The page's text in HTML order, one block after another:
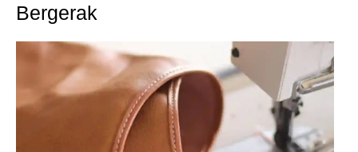
Bergerak